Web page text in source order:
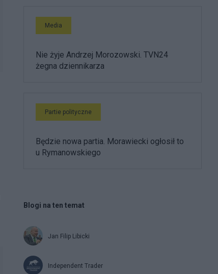
Media
Nie żyje Andrzej Morozowski. TVN24
żegna dziennikarza
Partie polityczne
Będzie nowa partia. Morawiecki ogłosił to
u Rymanowskiego
Blogi na ten temat
Jan Filip Libicki
Independent Trader